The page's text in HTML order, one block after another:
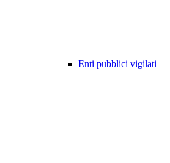
Enti pubblici vigilati